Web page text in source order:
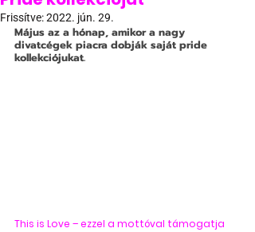
Frissítve:2022. jún. 29.
Május az a hónap, amikor a nagy
divatcégek piacra dobják saját pride
kollekciójukat.
This is Love – ezzel a mottóval támogatja